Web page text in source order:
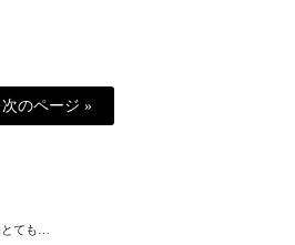
次のページ »
ても…